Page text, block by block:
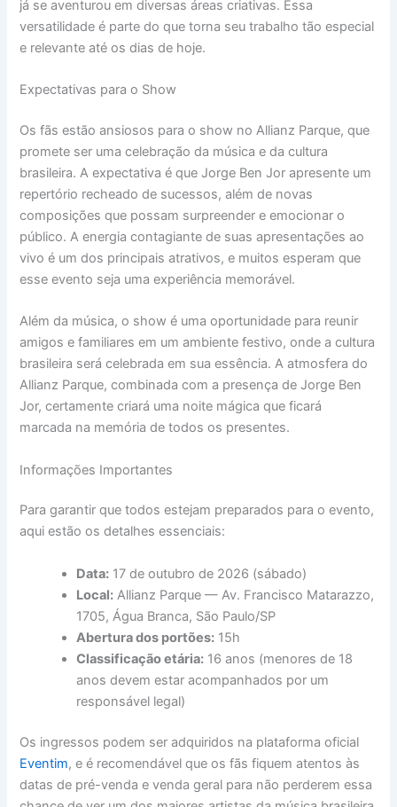
já se aventurou em diversas áreas criativas. Essa
versatilidade é parte do que torna seu trabalho tão especial
e relevante até os dias de hoje.
Expectativas para o Show
Os fãs estão ansiosos para o show no Allianz Parque, que
promete ser uma celebração da música e da cultura
brasileira. A expectativa é que Jorge Ben Jor apresente um
repertório recheado de sucessos, além de novas
composições que possam surpreender e emocionar o
público. A energia contagiante de suas apresentações ao
vivo é um dos principais atrativos, e muitos esperam que
esse evento seja uma experiência memorável.
Além da música, o show é uma oportunidade para reunir
amigos e familiares em um ambiente festivo, onde a cultura
brasileira será celebrada em sua essência. A atmosfera do
Allianz Parque, combinada com a presença de Jorge Ben
Jor, certamente criará uma noite mágica que ficará
marcada na memória de todos os presentes.
Informações Importantes
Para garantir que todos estejam preparados para o evento,
aqui estão os detalhes essenciais:
Data: 17 de outubro de 2026 (sábado)
Local: Allianz Parque — Av. Francisco Matarazzo,
1705, Água Branca, São Paulo/SP
Abertura dos portões: 15h
Classificação etária: 16 anos (menores de 18
anos devem estar acompanhados por um
responsável legal)
Os ingressos podem ser adquiridos na plataforma oficial
Eventim, e é recomendável que os fãs fiquem atentos às
datas de pré-venda e venda geral para não perderem essa